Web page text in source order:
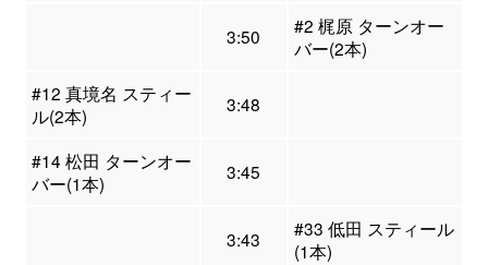
3:50
#2 梶原 ターンオー
バー(2本)
#12 真境名 スティー
ル(2本)
3:48
#14 松田 ターンオー
バー(1本)
3:45
3:43
#33 低田 スティール
(1本)